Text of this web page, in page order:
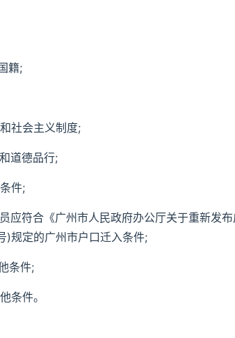
籍;
社会主义制度;
道德品行;
件;
应符合《广州市人民政府办公厅关于重新发
)规定的广州市户口迁入条件;
条件;
条件。